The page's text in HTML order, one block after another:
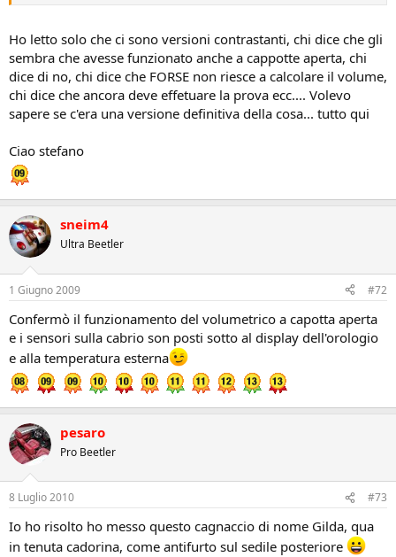
Ho letto solo che ci sono versioni contrastanti, chi dice che gli
sembra che avesse funzionato anche a cappotte aperta, chi
dice di no, chi dice che FORSE non riesce a calcolare il volume,
chi dice che ancora deve effetuare la prova ecc.... Volevo
sapere se c'era una versione definitiva della cosa... tutto qui
Ciao stefano
sneim4
Ultra Beetler
1 Giugno 2009 #72
Confermò il funzionamento del volumetrico a capotta aperta
e i sensori sulla cabrio son posti sotto al display dell'orologio
e alla temperatura esterna
pesaro
Pro Beetler
8 Luglio 2010 #73
Io ho risolto ho messo questo cagnaccio di nome Gilda, qua
in tenuta cadorina, come antifurto sul sedile posteriore